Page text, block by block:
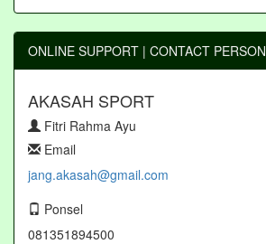
ONLINE SUPPORT | CONTACT PERSON
AKASAH SPORT
Fitri Rahma Ayu
Email
jang.akasah@gmail.com
Ponsel
081351894500